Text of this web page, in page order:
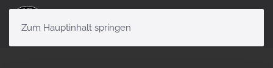
Zum Hauptinhalt springen